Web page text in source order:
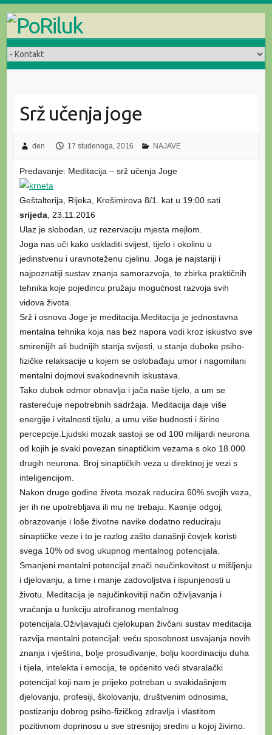
content
Srž učenja joge
den 17 studenoga, 2016 NAJAVE
Predavanje: Meditacija – srž učenja Joge
Geštalterija, Rijeka, Krešimirova 8/1. kat u 19:00 sati
srijeda, 23.11.2016
Ulaz je slobodan, uz rezervaciju mjesta mejlom.
Joga nas uči kako uskladiti svijest, tijelo i okolinu u
jedinstvenu i uravnoteženu cjelinu. Joga je najstariji i
najpoznatiji sustav znanja samorazvoja, te zbirka praktičnih
tehnika koje pojedincu pružaju mogućnost razvoja svih
vidova života.
Srž i osnova Joge je meditacija.Meditacija je jednostavna
mentalna tehnika koja nas bez napora vodi kroz iskustvo sve
smirenijih ali budnijih stanja svijesti, u stanje duboke psiho-
fizičke relaksacije u kojem se oslobađaju umor i nagomilani
mentalni dojmovi svakodnevnih iskustava.
Tako dubok odmor obnavlja i jača naše tijelo, a um se
rasterećuje nepotrebnih sadržaja. Meditacija daje više
energije i vitalnosti tijelu, a umu više budnosti i širine
percepcije.Ljudski mozak sastoji se od 100 milijardi neurona
od kojih je svaki povezan sinaptičkim vezama s oko 18.000
drugih neurona. Broj sinaptičkih veza u direktnoj je vezi s
inteligencijom.
Nakon druge godine života mozak reducira 60% svojih veza,
jer ih ne upotrebljava ili mu ne trebaju. Kasnije odgoj,
obrazovanje i loše životne navike dodatno reduciraju
sinaptičke veze i to je razlog zašto današnji čovjek koristi
svega 10% od svog ukupnog mentalnog potencijala.
Smanjeni mentalni potencijal znači neučinkovitost u mišljenju
i djelovanju, a time i manje zadovoljstva i ispunjenosti u
životu. Meditacija je najučinkovitiji način oživljavanja i
vraćanja u funkciju atrofiranog mentalnog
potencijala. Oživljavajući cjelokupan živčani sustav meditacija
razvija mentalni potencijal: veću sposobnost usvajanja novih
znanja i vještina, bolje prosuđivanje, bolju koordinaciju duha
i tijela, intelekta i emocija, te općenito veći stvaralački
potencijal koji nam je prijeko potreban u svakidašnjem
djelovanju, profesiji, školovanju, društvenim odnosima,
postizanju dobrog psiho-fizičkog zdravlja i vlastitom
pozitivnom doprinosu u sve stresnijoj sredini u kojoj živimo.